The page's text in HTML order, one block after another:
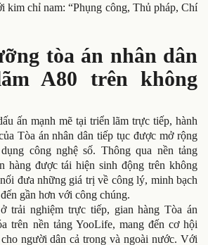
kim chỉ nam: “Phụng công, Thủ pháp, Chí
tòa án nhân dân
A80 trên không
ấn mạnh mẽ tại triển lãm trực tiếp, hành
Tòa án nhân dân tiếp tục được mở rộng
công nghệ số. Thông qua nền tảng
hàng được tái hiện sinh động trên không
đưa những giá trị về công lý, minh bạch
gần hơn với công chúng.
trải nghiệm trực tiếp, gian hàng Tòa án
trên nền tảng YooLife, mang đến cơ hội
người dân cả trong và ngoài nước. Với